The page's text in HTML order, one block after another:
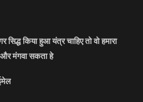
किया हुआ यंत्र चाहिए तो वो हमारा
मंगवा सकता हे